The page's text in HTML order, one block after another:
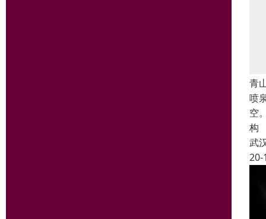
青
喷
空
构
武
20-